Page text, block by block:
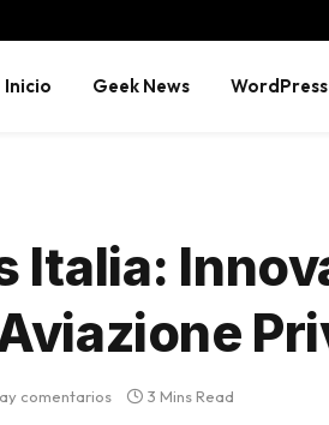
Inicio Geek News WordPress
Italia:
comentarios 3 Mins Read